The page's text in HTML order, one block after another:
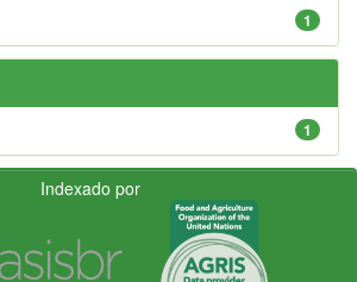
1
1
Indexado por